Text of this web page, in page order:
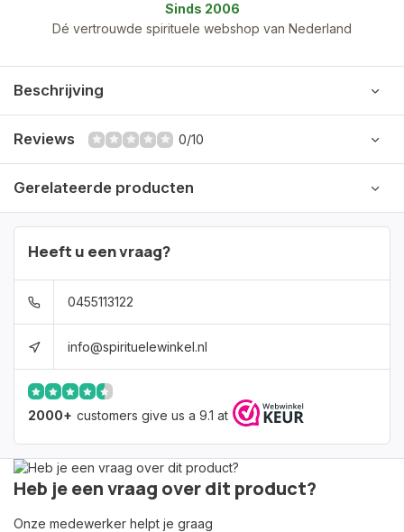
Sinds 2006
Dé vertrouwde spirituele webshop van Nederland
Beschrijving
Reviews 0/10
Gerelateerde producten
Heeft u een vraag?
0455113122
info@spirituelewinkel.nl
2000+ customers give us a 9.1 at
Heb je een vraag over dit product?
Onze medewerker helpt je graag